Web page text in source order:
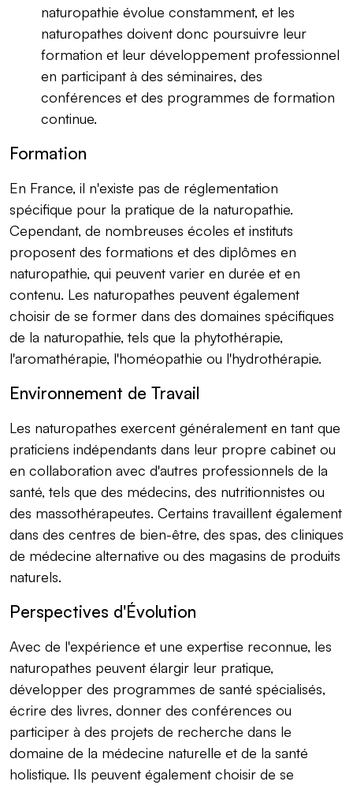
naturopathie évolue constamment, et les
naturopathes doivent donc poursuivre leur
formation et leur développement professionnel
en participant à des séminaires, des
conférences et des programmes de formation
continue.
Formation
En France, il n'existe pas de réglementation
spécifique pour la pratique de la naturopathie.
Cependant, de nombreuses écoles et instituts
proposent des formations et des diplômes en
naturopathie, qui peuvent varier en durée et en
contenu. Les naturopathes peuvent également
choisir de se former dans des domaines spécifiques
de la naturopathie, tels que la phytothérapie,
l'aromathérapie, l'homéopathie ou l'hydrothérapie.
Environnement de Travail
Les naturopathes exercent généralement en tant que
praticiens indépendants dans leur propre cabinet ou
en collaboration avec d'autres professionnels de la
santé, tels que des médecins, des nutritionnistes ou
des massothérapeutes. Certains travaillent également
dans des centres de bien-être, des spas, des cliniques
de médecine alternative ou des magasins de produits
naturels.
Perspectives d'Évolution
Avec de l'expérience et une expertise reconnue, les
naturopathes peuvent élargir leur pratique,
développer des programmes de santé spécialisés,
écrire des livres, donner des conférences ou
participer à des projets de recherche dans le
domaine de la médecine naturelle et de la santé
holistique. Ils peuvent également choisir de se